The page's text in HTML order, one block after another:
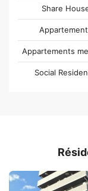
Share
Appartements
Social